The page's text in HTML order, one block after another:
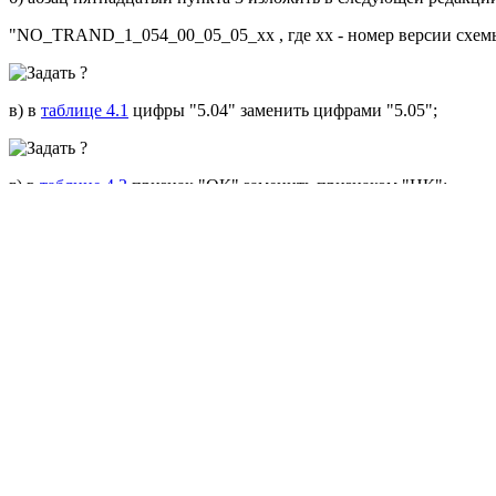
"NO_TRAND_1_054_00_05_05_xx , где хх - номер версии
в) в таблице 4.1 цифры "5.04" заменить цифрами "5.05";
г) в таблице 4.3 признак "ОК" заменить признаком "НК";